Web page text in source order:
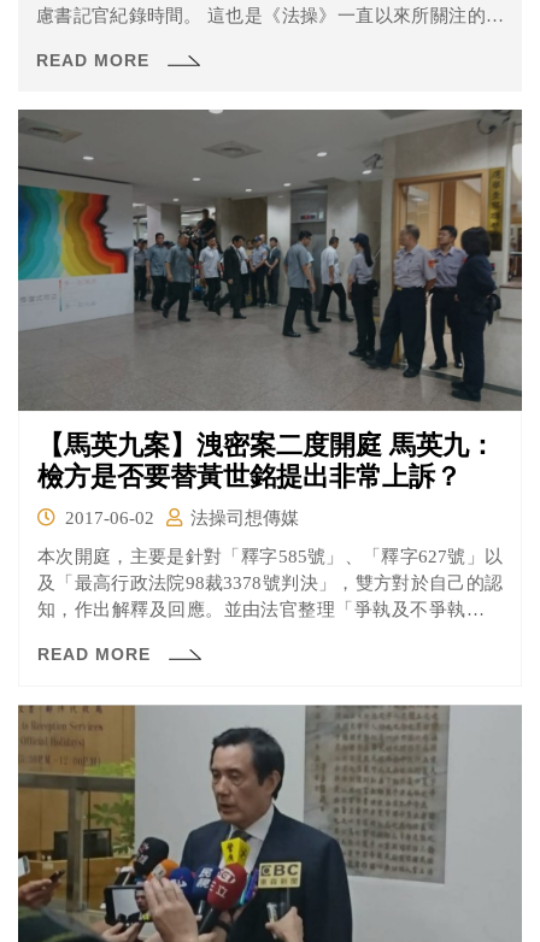
慮書記官紀錄時間。 這也是《法操》一直以來所關注的製
員，而打字的速度又會影響開庭流暢度，到底為何各法院
READ MORE
【馬英九案】洩密案二度開庭 馬英九：
檢方是否要替黃世銘提出非常上訴？
2017-06-02
法操司想傳媒
本次開庭，主要是針對「釋字585號」、「釋字627號」以
及「最高行政法院98裁3378號判決」，雙方對於自己的認
知，作出解釋及回應。並由法官整理「爭執及不爭執點」
下，提供各位參考： 馬英九提出： 一、釋字585號與627
權」。 二、北檢認為585號解釋，不能包括「刑事犯罪偵
查及其指揮權限。因此總統的權限，不及於顯為司法屬性
的資訊在內。」但何謂「顯為司法屬性」？如何區分「司
法」與「非司法」資訊？由誰決定？
READ MORE